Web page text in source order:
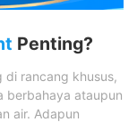
Penting?
di rancang khusus,
berbahaya ataupun
air. Adapun